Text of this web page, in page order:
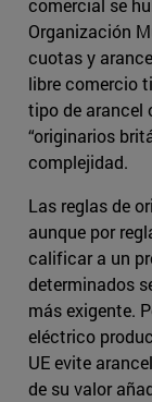
comercial se
Organización
cuotas y
libre comercio
tipo de arancel
“originarios
complejidad.
Las reglas de
aunque por
calificar a un
determinados
más exigente.
eléctrico
UE evite
de su valor